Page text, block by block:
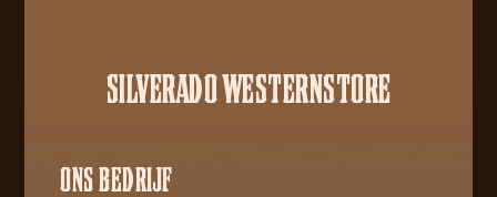
SILVERADO WESTERNSTORE
ONS BEDRIJF